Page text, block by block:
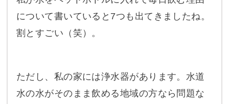
について書いていると7つも出てきましたね。
割とすごい（笑）。
ただし、私の家には浄水器があります。水道
水の水がそのまま飲める地域の方なら問題な